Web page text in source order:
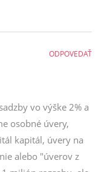
vo výške 2% a
osobné úvery,
kapitál, úvery na
alebo "úverov z
ODPOVEDAŤ